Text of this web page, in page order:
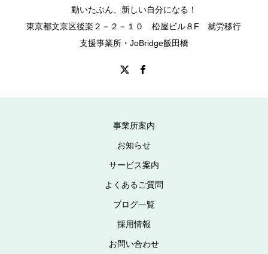
動いたぶん、新しい自分になる！
東京都文京区後楽２－２－１０ 松屋ビル８F 就労移行
支援事業所・JoBridge飯田橋
事業所案内
お知らせ
サービス案内
よくあるご質問
ブログ一覧
採用情報
お問い合わせ